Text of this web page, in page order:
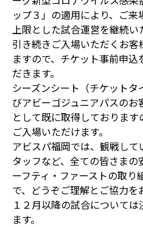
ップ３」の適用により、ご
上限とした試合運営を継続い
引き続きご入場いただくお
ますので、チケット事前申
だきます。
シーズンシート（チケット
びアビーゴジュニアパスの
として既に取得しておりま
ご入場いただけます。
アビスパ福岡では、観戦し
タッフなど、全ての皆さま
ーフティ・ファーストの取り
で、どうぞご理解とご協力を
１２月以降の試合について
ます。